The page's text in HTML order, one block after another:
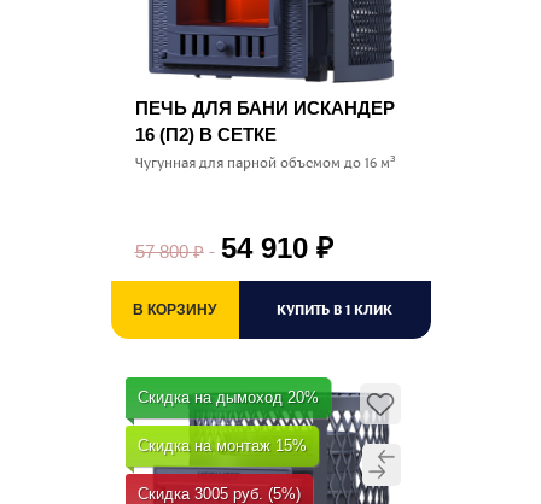
ПЕЧЬ ДЛЯ БАНИ ИСКАНДЕР
16 (П2) В СЕТКЕ
Чугунная для парной объемом до 16 м³
57 800₽ 54 910 ₽
В КОРЗИНУ КУПИТЬ В 1 КЛИК
Скидка на дымоход 20%
Скидка на монтаж 15%
Скидка 3005 руб. (5%)